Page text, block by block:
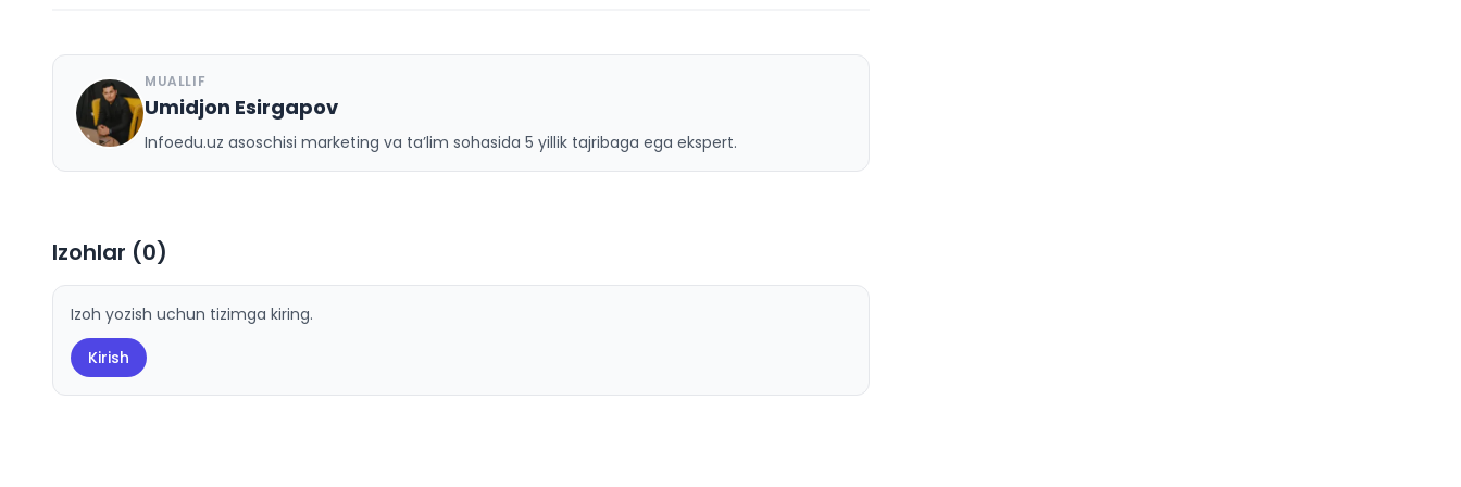
U
MUALLIF
Umidjon Esirgapov
Infoedu.uz asoschisi marketing va ta’lim sohasida 5 yillik tajribaga ega ekspert.
Izohlar (0)
Izoh yozish uchun tizimga kiring.
Kirish